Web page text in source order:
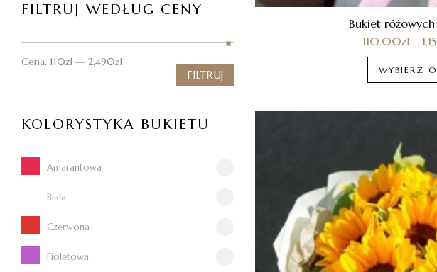
FILTRUJ WEDŁUG CENY
FILTRUJ
Cena: 110zł — 2,490zł
KOLORYSTYKA BUKIETU
Amarantowa
Biała
Czerwona
Fioletowa
Bukiet
110.00zł–
WYBIERZ